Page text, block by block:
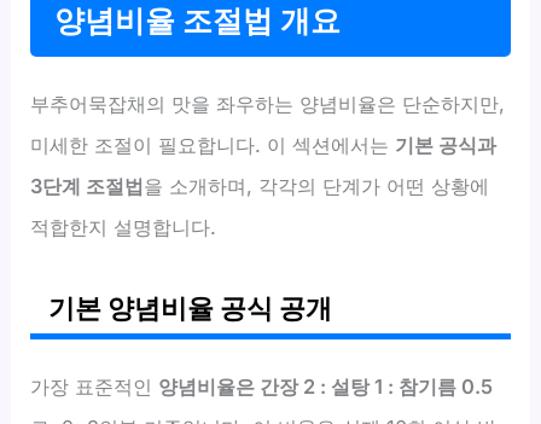
양념비율 조절법 개요
부추어묵잡채의 맛을 좌우하는 양념비율은 단순하지만,
미세한 조절이 필요합니다. 이 섹션에서는 기본 공식과
3단계 조절법을 소개하며, 각각의 단계가 어떤 상황에
적합한지 설명합니다.
기본 양념비율 공식 공개
가장 표준적인 양념비율은 간장 2 : 설탕 1 : 참기름 0.5